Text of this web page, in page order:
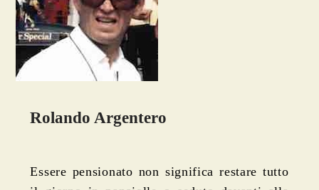
Rolando Argentero
Essere pensionato non significa restare tutto